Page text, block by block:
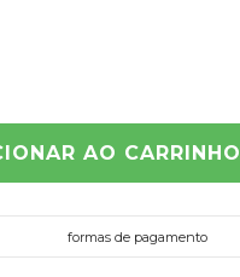
AO CARRINHO
formas de pagamento